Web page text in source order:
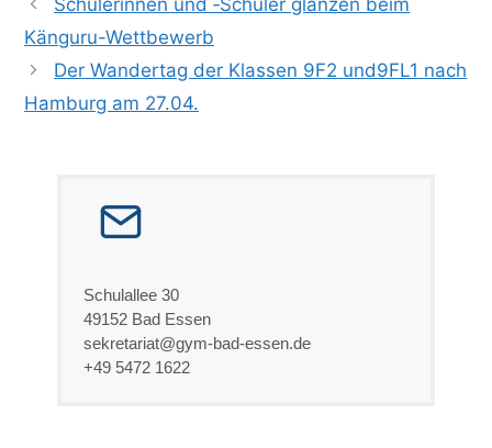
Känguru-Wettbewerb
Der Wandertag der Klassen 9F2 und9FL1 nach
Hamburg am 27.04.
Schulallee 30
49152 Bad Essen
sekretariat@gym-bad-essen.de
+49 5472 1622